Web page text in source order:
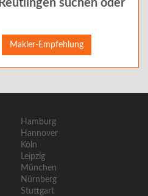
Reutlingen suchen oder
Makler-Empfehlung
Hamburg
Hannover
Köln
Leipzig
München
Nürnberg
Stuttgart